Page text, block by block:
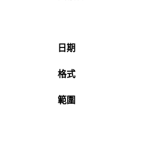
日期
格式
範圍